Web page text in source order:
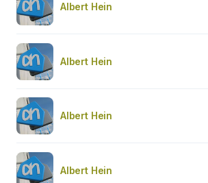
Albert Hein
Albert Hein
Albert Hein
Albert Hein